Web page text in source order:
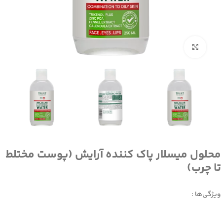
بزرگنمایی تصویر
محلول میسلار پاک کننده آرایش (پوست مختلط
تا چرب)
ویژگی‌ها :